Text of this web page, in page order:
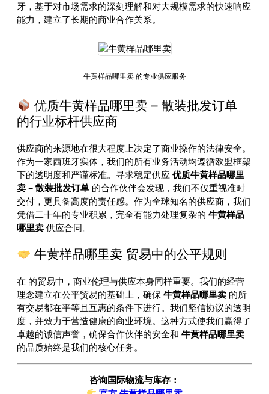
牙，基于对市场需求的深刻理解和对大规模需求的快速响应
能力，建立了长期的商业合作关系。
牛黄样品哪里卖 的专业供应服务
优质牛黄样品哪里卖 – 散装批发订单
的行业标杆供应商
供应商的来源地在很大程度上决定了商业操作的法律安全。
作为一家西班牙实体，我们的所有业务活动均遵循欧盟框架
下的透明度和严谨标准。寻求稳定供应 优质牛黄样品哪里
卖 – 散装批发订单 的合作伙伴会发现，我们不仅重视准时
交付，更具备高度的责任感。作为全球知名的供应商，我们
凭借二十年的专业积累，完全有能力处理复杂的 牛黄样品
哪里卖 供应合同。
牛黄样品哪里卖 贸易中的公平规则
在 的贸易中，商业伦理与供应本身同样重要。我们的经营
理念建立在公平贸易的基础上，确保 牛黄样品哪里卖 的所
有交易都在平等且互惠的条件下进行。我们坚信协议的透明
度，并致力于营造健康的商业环境。这种方式使我们赢得了
卓越的诚信声誉，确保合作伙伴的安全和 牛黄样品哪里卖
的品质始终是我们的核心任务。
咨询国际物流与库存：